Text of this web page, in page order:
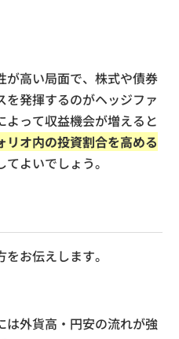
が高い局面で、株式や債券
を発揮するのがヘッジファ
よって収益機会が増えると
リオ内の投資割合を高める
てよいでしょう。
お伝えします。
は外貨高・円安の流れが強